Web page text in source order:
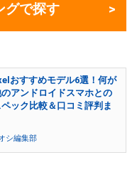
グで探す
おすすめモデル6選！何が
アンドロイドスマホとの
ック比較＆口コミ評判ま
シ編集部